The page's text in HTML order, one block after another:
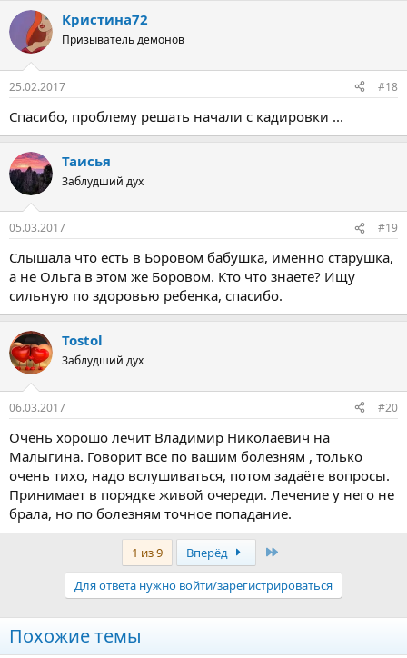
к
и
Кристина72
Призыватель демонов
25.02.2017 #18
Спасибо, проблему решать начали с кадировки ...
Таисья
Заблудший дух
05.03.2017 #19
Слышала что есть в Боровом бабушка, именно старушка,
а не Ольга в этом же Боровом. Кто что знаете? Ищу
сильную по здоровью ребенка, спасибо.
Tostol
Заблудший дух
06.03.2017 #20
Очень хорошо лечит Владимир Николаевич на
Малыгина. Говорит все по вашим болезням , только
очень тихо, надо вслушиваться, потом задаёте вопросы.
Принимает в порядке живой очереди. Лечение у него не
брала, но по болезням точное попадание.
1 из 9 Вперёд
Для ответа нужно войти/зарегистрироваться
Похожие темы